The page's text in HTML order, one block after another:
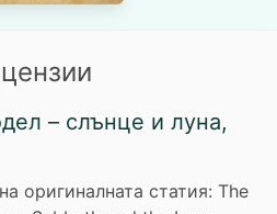
– слънце и луна,
оригиналната статия: The